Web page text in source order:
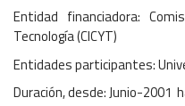
Entidad financiadora:
Tecnología (CICYT)
Entidades participantes:
Duración, desde: Junio-2001